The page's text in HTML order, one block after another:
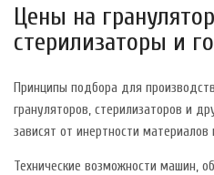
Цены на
стерилизаторы и
Принципы подбора для
грануляторов, стерилизаторов и
зависят от инертности материалов
Технические возможности машин,